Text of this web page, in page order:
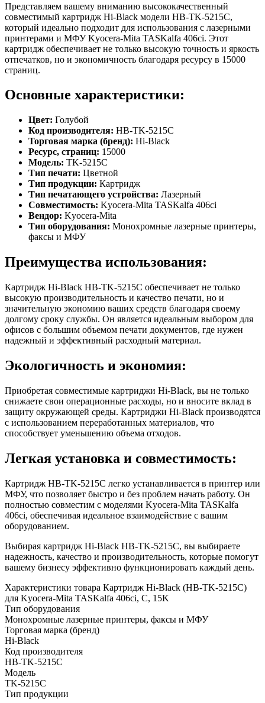
Представляем вашему вниманию высококачественный
совместимый картридж Hi-Black модели HB-TK-5215C,
который идеально подходит для использования с лазерными
принтерами и МФУ Kyocera-Mita TASKalfa 406ci. Этот
картридж обеспечивает не только высокую точность и яркость
отпечатков, но и экономичность благодаря ресурсу в 15000
страниц.
Основные характеристики:
Цвет: Голубой
Код производителя: HB-TK-5215C
Торговая марка (бренд): Hi-Black
Ресурс, страниц: 15000
Модель: TK-5215C
Тип печати: Цветной
Тип продукции: Картридж
Тип печатающего устройства: Лазерный
Совместимость: Kyocera-Mita TASKalfa 406ci
Вендор: Kyocera-Mita
Тип оборудования: Монохромные лазерные принтеры,
факсы и МФУ
Преимущества использования:
Картридж Hi-Black HB-TK-5215C обеспечивает не только
высокую производительность и качество печати, но и
значительную экономию ваших средств благодаря своему
долгому сроку службы. Он является идеальным выбором для
офисов с большим объемом печати документов, где нужен
надежный и эффективный расходный материал.
Экологичность и экономия:
Приобретая совместимые картриджи Hi-Black, вы не только
снижаете свои операционные расходы, но и вносите вклад в
защиту окружающей среды. Картриджи Hi-Black производятся
с использованием переработанных материалов, что
способствует уменьшению объема отходов.
Легкая установка и совместимость:
Картридж HB-TK-5215C легко устанавливается в принтер или
МФУ, что позволяет быстро и без проблем начать работу. Он
полностью совместим с моделями Kyocera-Mita TASKalfa
406ci, обеспечивая идеальное взаимодействие с вашим
оборудованием.
Выбирая картридж Hi-Black HB-TK-5215C, вы выбираете
надежность, качество и производительность, которые помогут
вашему бизнесу эффективно функционировать каждый день.
Характеристики товара Картридж Hi-Black (HB-TK-5215C)
для Kyocera-Mita TASKalfa 406ci, C, 15K
Тип оборудования
Монохромные лазерные принтеры, факсы и МФУ
Торговая марка (бренд)
Hi-Black
Код производителя
HB-TK-5215C
Модель
TK-5215C
Тип продукции